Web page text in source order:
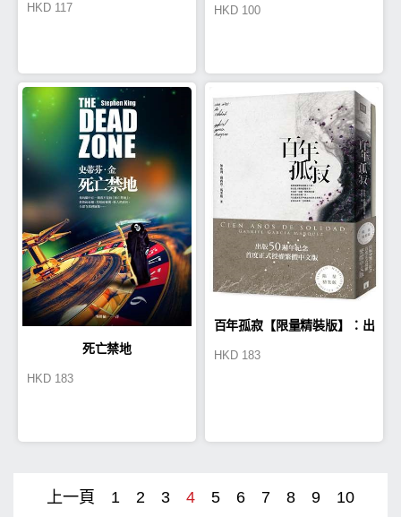
HKD 117 HKD 100
死亡禁地
HKD 183
百年孤寂【限量精裝版】：出
紀念特輯
HKD 183
上一頁 1 2 3 4 5 6 7 8 9 10